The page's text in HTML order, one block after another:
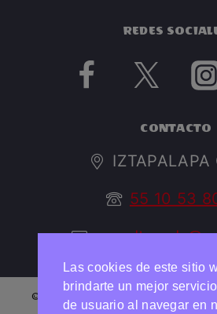
REDES
CONTACTO
IZTAPALAPA
55 10 53
© 2026 ARGED TRENDY Todos los
Las cookies de este sitio
brindarte un mejor
de usuario al navegar en